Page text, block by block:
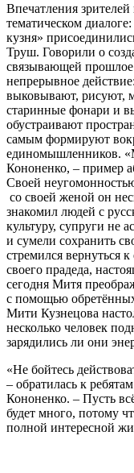
Впечатления зрителей
тематическом
кузня»
Труш. Говорили о
связывающей
непрерывное
выковывают, рисуют,
старинные фонари и
обустраивают
самым формируют
единомышленников.
Кононенко, – пример
Своей
со своей женой он
знакомил людей с
культуру, супруги не
и сумели сохранить
стремился вернуться
своего прадеда,
сегодня Митя
с помощью
Мити Кузнецова
несколько человек
зарядились ли они
«Не бойтесь
– обратилась к
Кононенко. – Пусть
будет много, потому
полной интересной